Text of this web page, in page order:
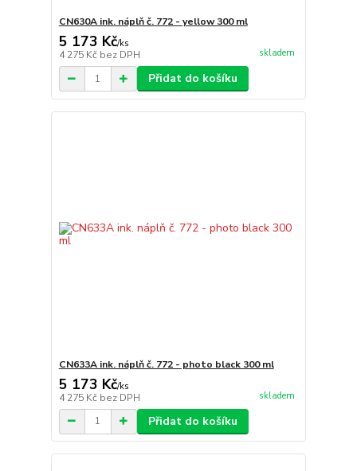
CN630A ink. náplň č. 772 - yellow 300 ml
5 173 Kč/ks
4 275 Kč bez DPH skladem
Přidat do košíku
CN633A ink. náplň č. 772 - photo black 300 ml
5 173 Kč/ks
4 275 Kč bez DPH skladem
Přidat do košíku